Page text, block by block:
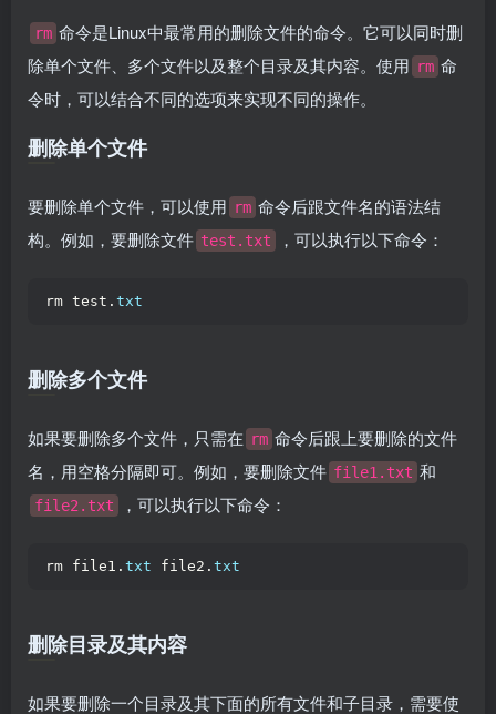
rm 命令是Linux中最常用的删除文件的命令。它可以同时删
除单个文件、多个文件以及整个目录及其内容。使用 rm 命
令时，可以结合不同的选项来实现不同的操作。
删除单个文件
要删除单个文件，可以使用 rm 命令后跟文件名的语法结
构。例如，要删除文件 test.txt ，可以执行以下命令：
rm test. txt
删除多个文件
如果要删除多个文件，只需在 rm 命令后跟上要删除的文件
名，用空格分隔即可。例如，要删除文件 file1.txt 和
file2.txt ，可以执行以下命令：
rm file1. txt file2. txt
删除目录及其内容
如果要删除一个目录及其下面的所有文件和子目录，需要使